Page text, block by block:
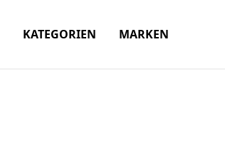
KATEGORIEN MARKEN